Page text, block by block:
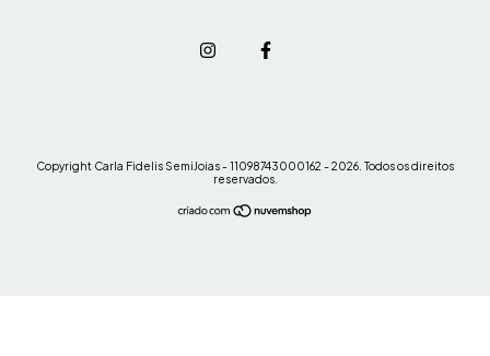
Copyright Carla Fidelis SemiJoias - 11098743000162 - 2026. Todos os direitos
reservados.